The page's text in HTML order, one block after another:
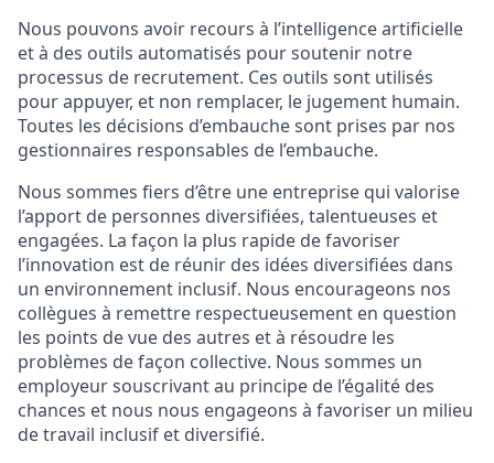
Nous pouvons avoir recours à l’intelligence artificielle
et à des outils automatisés pour soutenir notre
processus de recrutement. Ces outils sont utilisés
pour appuyer, et non remplacer, le jugement humain.
Toutes les décisions d’embauche sont prises par nos
gestionnaires responsables de l’embauche.
Nous sommes fiers d’être une entreprise qui valorise
l’apport de personnes diversifiées, talentueuses et
engagées. La façon la plus rapide de favoriser
l’innovation est de réunir des idées diversifiées dans
un environnement inclusif. Nous encourageons nos
collègues à remettre respectueusement en question
les points de vue des autres et à résoudre les
problèmes de façon collective. Nous sommes un
employeur souscrivant au principe de l’égalité des
chances et nous nous engageons à favoriser un milieu
de travail inclusif et diversifié.